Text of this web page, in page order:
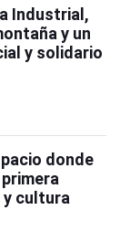
Industrial,
y un
y solidario
donde
y cultura